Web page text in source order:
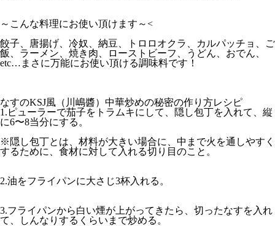
～こんな料理にお使い頂けます～<
餃子、唐揚げ、冷奴、納豆、トロロオクラ、カルパッチョ、ご
飯、ラーメン、焼き肉、ローストビーフ、うどん、おでん、
etc…まさに万能にお使い頂ける調味料です！
なすのKSJ風（川嶋醬）中華炒めの秘密の作り方レシピ
1.ピューラーで茄子をトラムキにして、隠し包丁を入れて、縦
に6〜8当分にする。
※隠し包丁とは、材料が大きい場合に、中まで火を通しやすく
するために、食材に対して入れる切り目のこと。
2.油をフライパンに大さじ3杯入れる。
3.フライパンから白い煙が上がってきたら、切ったなすを入れ
て、しんなりするくらいまで炒める。